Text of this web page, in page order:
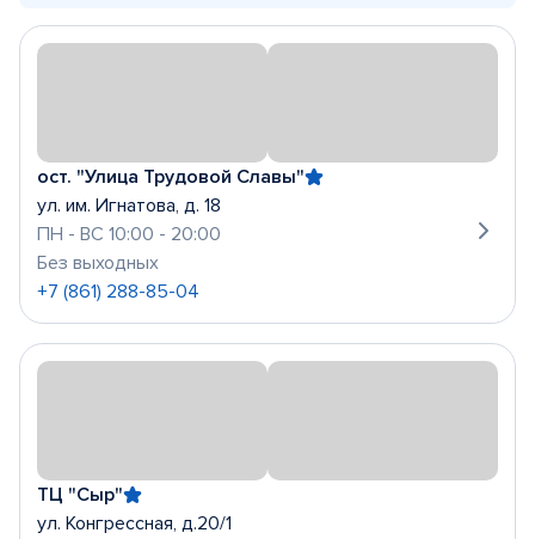
ост. "Улица Трудовой Славы"
ул. им. Игнатова, д. 18
ПН - ВС 10:00 - 20:00
Без выходных
+7 (861) 288-85-04
ТЦ "Сыр"
ул. Конгрессная, д.20/1